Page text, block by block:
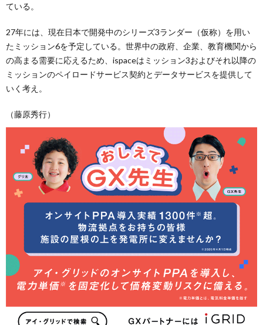
ている。
27年には、現在日本で開発中のシリーズ3ランダー（仮称）を用い
たミッション6を予定している。世界中の政府、企業、教育機関から
の高まる需要に応えるため、ispaceはミッション3およびそれ以降の
ミッションのペイロードサービス契約とデータサービスを提供して
いく考え。
（藤原秀行）